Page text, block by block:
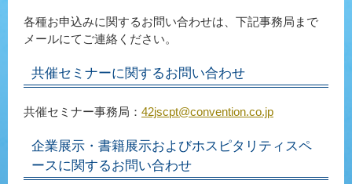
各種お申込みに関するお問い合わせは、下記事務局まで
メールにてご連絡ください。
共催セミナーに関するお問い合わせ
共催セミナー事務局： 42jscpt@convention.co.jp
企業展示・書籍展示およびホスピタリティスペ
ースに関するお問い合わせ